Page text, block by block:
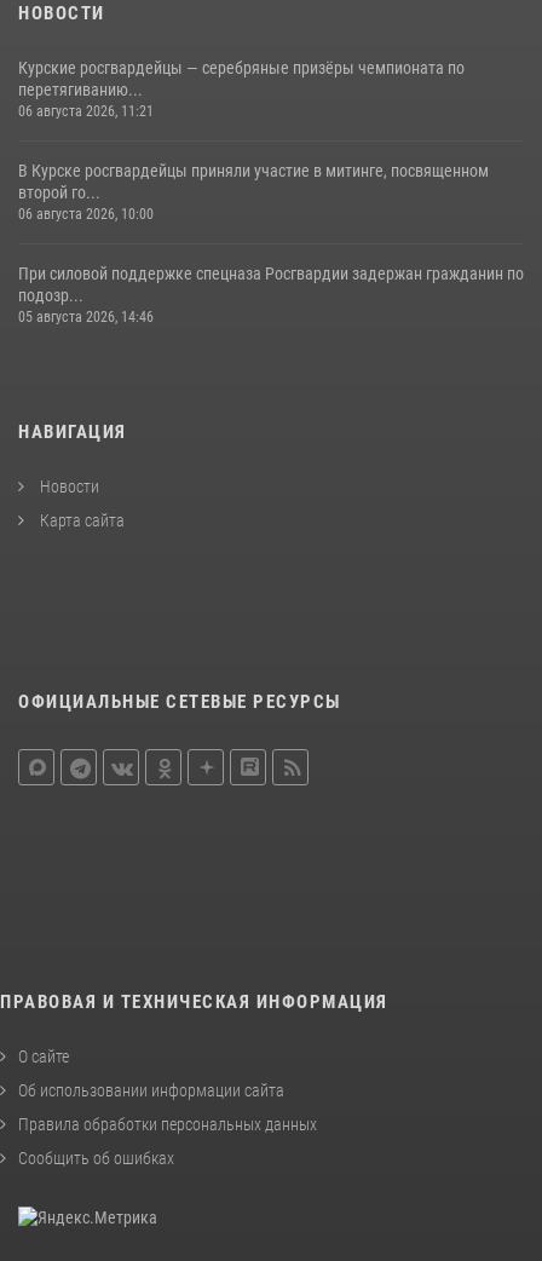
НОВОСТИ
Курские росгвардейцы — серебряные призёры чемпионата по
перетягиванию...
06 августа 2026, 11:21
В Курске росгвардейцы приняли участие в митинге, посвященном
второй го...
06 августа 2026, 10:00
При силовой поддержке спецназа Росгвардии задержан гражданин по
подозр...
05 августа 2026, 14:46
НАВИГАЦИЯ
Новости
Карта сайта
ОФИЦИАЛЬНЫЕ СЕТЕВЫЕ РЕСУРСЫ
ПРАВОВАЯ И ТЕХНИЧЕСКАЯ ИНФОРМАЦИЯ
О сайте
Об использовании информации сайта
Правила обработки персональных данных
Сообщить об ошибках